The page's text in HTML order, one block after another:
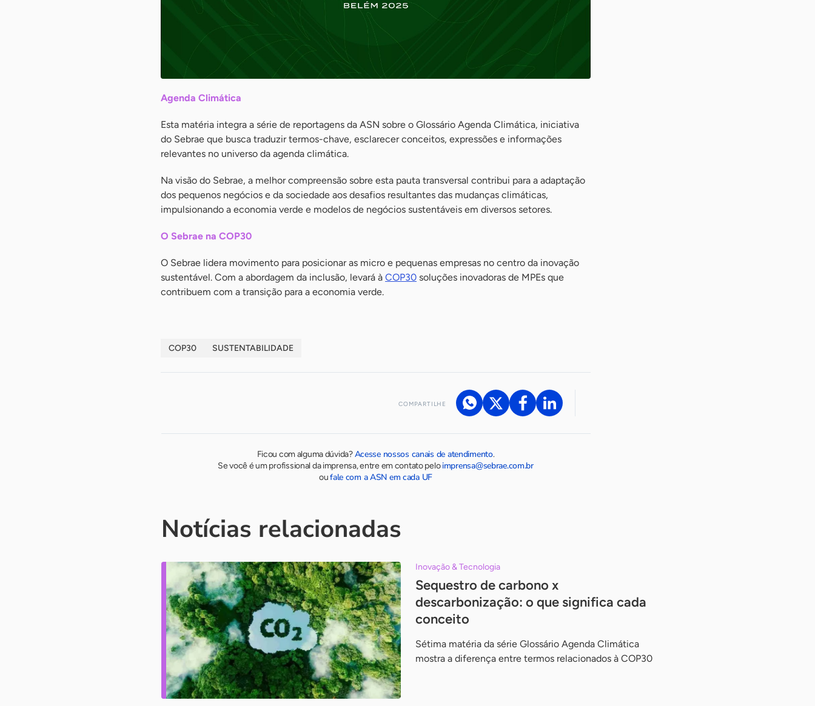
Agenda Climática
Esta matéria integra a série de reportagens da ASN sobre o Glossário Agenda Climática, iniciativa
do Sebrae que busca traduzir termos-chave, esclarecer conceitos, expressões e informações
relevantes no universo da agenda climática.
Na visão do Sebrae, a melhor compreensão sobre esta pauta transversal contribui para a adaptação
dos pequenos negócios e da sociedade aos desafios resultantes das mudanças climáticas,
impulsionando a economia verde e modelos de negócios sustentáveis em diversos setores.
O Sebrae na COP30
O Sebrae lidera movimento para posicionar as micro e pequenas empresas no centro da inovação
sustentável. Com a abordagem da inclusão, levará à COP30 soluções inovadoras de MPEs que
contribuem com a transição para a economia verde.
COP30 SUSTENTABILIDADE
COMPARTILHE
Ficou com alguma dúvida?Acesse nossos canais de atendimento.
Se você é um profissional da imprensa, entre em contato peloimprensa@sebrae.com.br
oufale com a ASN em cada UF
Notícias relacionadas
Inovação & Tecnologia
Sequestro de carbono x
descarbonização: o que significa cada
conceito
Sétima matéria da série Glossário Agenda Climática
mostra a diferença entre termos relacionados à COP30